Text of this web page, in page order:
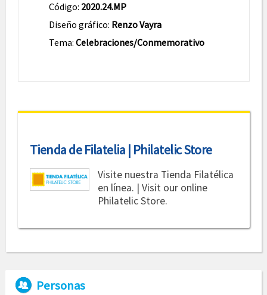
Código: 2020.24.MP
Diseño gráfico: Renzo Vayra
Tema: Celebraciones/Conmemorativo
Tienda de Filatelia | Philatelic Store
Visite nuestra Tienda Filatélica
en línea. | Visit our online
Philatelic Store.
Personas